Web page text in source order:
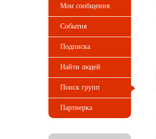
Мои сообщения
События
Подписка
Найти людей
Поиск групп
Партнерка